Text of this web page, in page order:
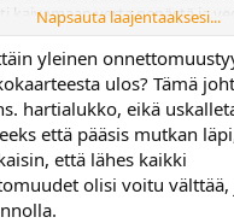
kaivamaan verta nenästä ja
lähes väistämätöntä. Ei
(puoli)tahalleen
Samallahan ne
onnettomuus tosiaan
mutta olikos
sanottu
kahvaa kääntämällä, mutta
Napsauta laajentaaksesi...
yleinen
ulos? Tämä
hartialukko, eikä
että pääsis mutkan
että lähes kaikki
olisi voitu välttää,